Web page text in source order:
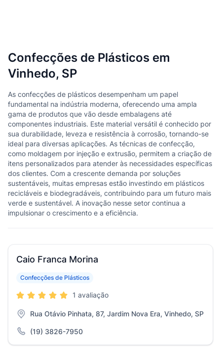
Confecções de Plásticos em
Vinhedo, SP
As confecções de plásticos desempenham um papel
fundamental na indústria moderna, oferecendo uma ampla
gama de produtos que vão desde embalagens até
componentes industriais. Este material versátil é conhecido por
sua durabilidade, leveza e resistência à corrosão, tornando-se
ideal para diversas aplicações. As técnicas de confecção,
como moldagem por injeção e extrusão, permitem a criação de
itens personalizados para atender às necessidades específicas
dos clientes. Com a crescente demanda por soluções
sustentáveis, muitas empresas estão investindo em plásticos
recicláveis e biodegradáveis, contribuindo para um futuro mais
verde e sustentável. A inovação nesse setor continua a
impulsionar o crescimento e a eficiência.
Caio Franca Morina
Confecções de Plásticos
1 avaliação
Rua Otávio Pinhata, 87, Jardim Nova Era, Vinhedo, SP
(19) 3826-7950